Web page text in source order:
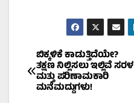
Post
navigation
ಬಿಕ್ಕಳಿಕೆ ಕಾಡುತ್ತಿದೆಯೇ?
ತಕ್ಷಣ ನಿಲ್ಲಿಸಲು ಇಲ್ಲಿವೆ ಸರಳ
ಮತ್ತು ಪರಿಣಾಮಕಾರಿ
ಮನೆಮದ್ದುಗಳು!